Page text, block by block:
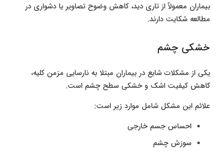
بیماران معمولاً از تاری دید، کاهش وضوح تصاویر یا دشواری در
مطالعه شکایت دارند.
خشکی چشم
یکی از مشکلات شایع در بیماران مبتلا به نارسایی مزمن کلیه،
کاهش کیفیت اشک و خشکی سطح چشم است.
علائم این مشکل شامل موارد زیر است:
احساس جسم خارجی
سوزش چشم